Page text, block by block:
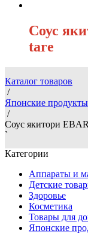
Соус
tare
Каталог товаров
/
Японские продукты
/
Соус якитори
`
Категории
Аппараты и
Детские
Здоровье
Косметика
Товары для
Японские